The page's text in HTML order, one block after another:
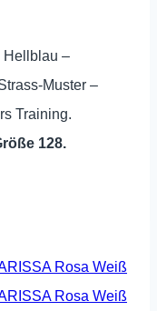
Hellblau –
Muster –
Training.
128.